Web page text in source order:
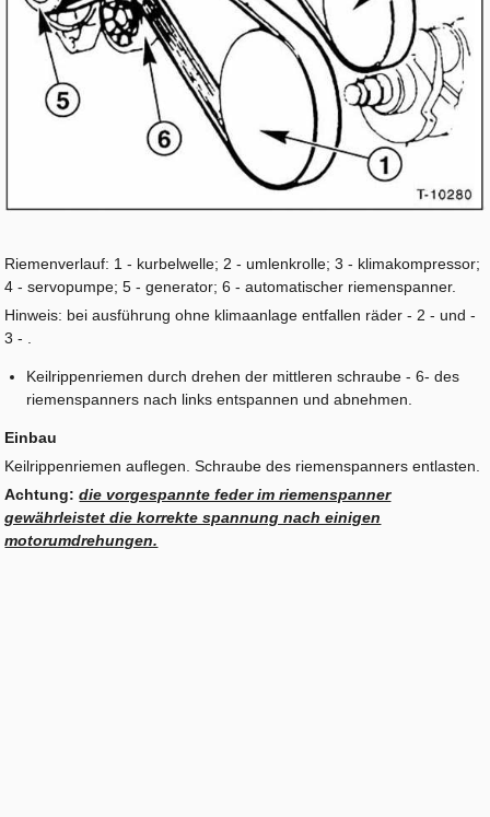
Riemenverlauf: 1 - kurbelwelle; 2 - umlenkrolle; 3 - klimakompressor;
4 - servopumpe; 5 - generator; 6 - automatischer riemenspanner.
Hinweis: bei ausführung ohne klimaanlage entfallen räder - 2 - und -
3 - .
Keilrippenriemen durch drehen der mittleren schraube - 6- des
riemenspanners nach links entspannen und abnehmen.
Einbau
Keilrippenriemen auflegen. Schraube des riemenspanners entlasten.
Achtung:die vorgespannte feder im riemenspanner
gewährleistet die korrekte spannung nach einigen
motorumdrehungen.